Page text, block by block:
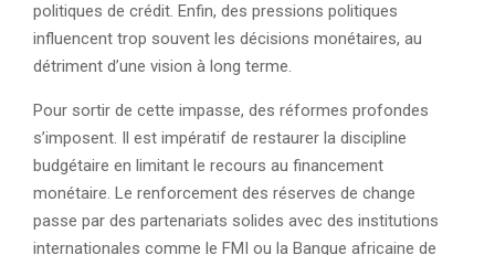
politiques de crédit. Enfin, des pressions politiques
influencent trop souvent les décisions monétaires, au
détriment d’une vision à long terme.
Pour sortir de cette impasse, des réformes profondes
s’imposent. Il est impératif de restaurer la discipline
budgétaire en limitant le recours au financement
monétaire. Le renforcement des réserves de change
passe par des partenariats solides avec des institutions
internationales comme le FMI ou la Banque africaine de